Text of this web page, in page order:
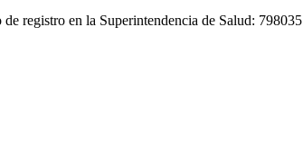
registro en la Superintendencia de Salud: 798035